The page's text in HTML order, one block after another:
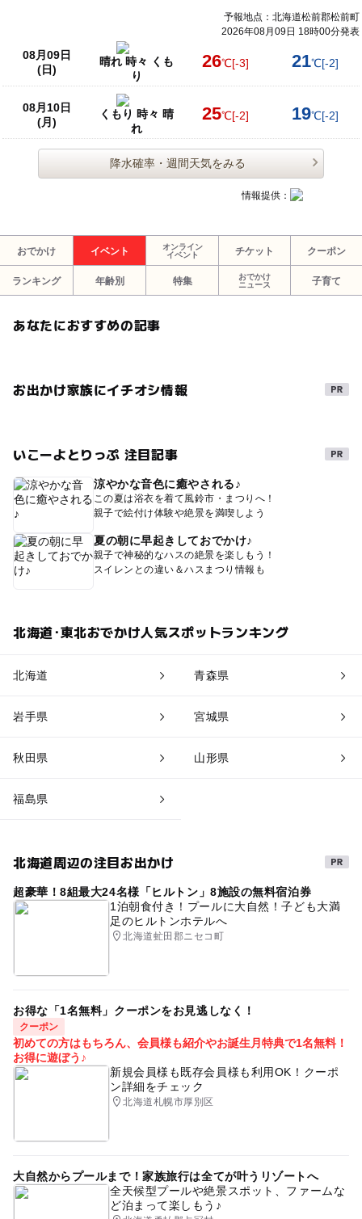
予報地点：北海道松前郡松前町
2026年08月09日 18時00分発表
08月09日
(日)
晴れ 時々 くも
り
26℃[-3] 21℃[-2]
08月10日
(月)
くもり 時々 晴
れ
25℃[-2] 19℃[-2]
降水確率・週間天気をみる
情報提供：
おでかけ イベント
オンライン
イベント
チケット クーポン
ランキング 年齢別 特集
おでかけ
ニュース
子育て
あなたにおすすめの記事
お出かけ家族にイチオシ情報
いこーよとりっぷ 注目記事
涼やかな音色に癒やされる♪
この夏は浴衣を着て風鈴市・まつりへ！
親子で絵付け体験や絶景を満喫しよう
夏の朝に早起きしておでかけ♪
親子で神秘的なハスの絶景を楽しもう！
スイレンとの違い＆ハスまつり情報も
北海道･東北おでかけ人気スポットランキング
北海道 青森県
岩手県 宮城県
秋田県 山形県
福島県
北海道周辺の注目お出かけ
超豪華！8組最大24名様「ヒルトン」8施設の無料宿泊券
1泊朝食付き！プールに大自然！子ども大満
足のヒルトンホテルへ
北海道虻田郡ニセコ町
お得な「1名無料」クーポンをお見逃しなく！
クーポン
初めての方はもちろん、会員様も紹介やお誕生月特典で1名無料！
お得に遊ぼう♪
新規会員様も既存会員様も利用OK！クーポ
ン詳細をチェック
北海道札幌市厚別区
大自然からプールまで！家族旅行は全てが叶うリゾートへ
全天候型プールや絶景スポット、ファームな
ど泊まって楽しもう♪